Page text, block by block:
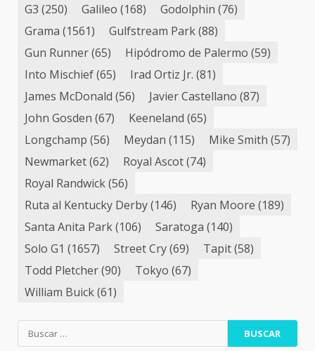
G3 (250) Galileo (168) Godolphin (76)
Grama (1561) Gulfstream Park(88)
Gun Runner(65) Hipódromo de Palermo (59)
Into Mischief(65) Irad Ortiz Jr. (81)
James McDonald (56) Javier Castellano (87)
John Gosden (67) Keeneland (65)
Longchamp (56) Meydan (115) Mike Smith (57)
Newmarket(62) Royal Ascot(74)
Royal Randwick(56)
Ruta al Kentucky Derby(146) Ryan Moore (189)
Santa Anita Park(106) Saratoga (140)
Solo G1 (1657) Street Cry(69) Tapit(58)
Todd Pletcher(90) Tokyo (67)
William Buick(61)
Buscar: